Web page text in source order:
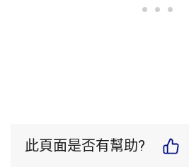
此頁面是否有幫助?